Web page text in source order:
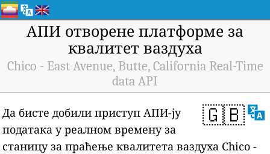
АПИ отворене платформе за
квалитет ваздуха
Chico - East Avenue, Butte, California Real-Time
data API
🇬🇧
Да бисте добили приступ АПИ-ју
података у реалном времену за
станицу за праћење квалитета ваздуха Chico -